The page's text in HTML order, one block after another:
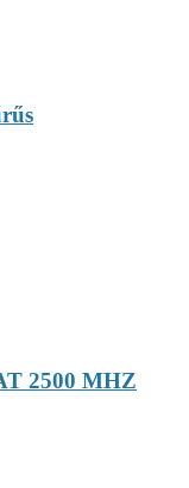
2500 MHZ